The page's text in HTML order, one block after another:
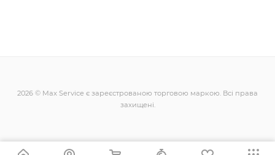
2026 © Max Service є зареєстрованою торговою маркою. Всі права
захищені.